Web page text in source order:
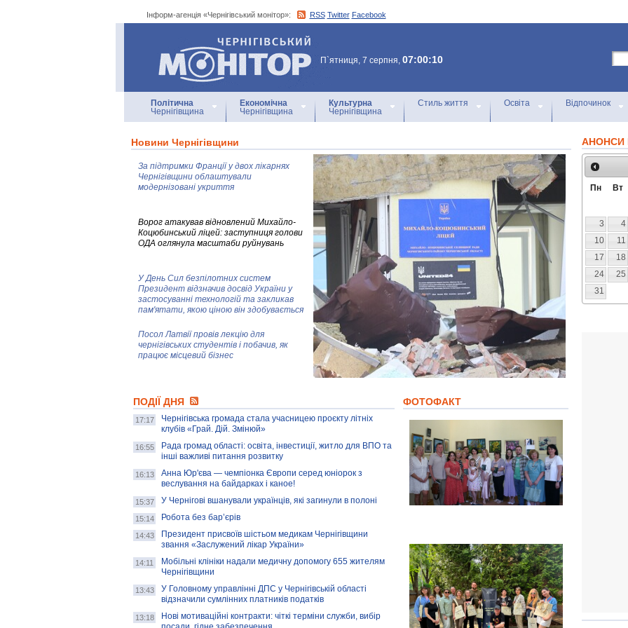
Інформ-агенція «Чернігівський монітор»: RSS Twitter Facebook
Інформ-агенція
«Чернігівський монітор»
П`ятниця, 7 серпня, 07:00:10
Політична
Чернігівщина
Економічна
Чернігівщина
Культурна
Чернігівщина
Стиль життя Освіта Відпочинок
Новини Чернігівщини
За підтримки Франції у двох лікарнях
Чернігівщини облаштували
модернізовані укриття
Ворог атакував відновлений Михайло-
Коцюбинський ліцей: заступниця голови
ОДА оглянула масштаби руйнувань
У День Сил безпілотних систем
Президент відзначив досвід України у
застосуванні технологій та закликав
пам'ятати, якою ціною він здобувається
Посол Латвії провів лекцію для
чернігівських студентів і побачив, як
працює місцевий бізнес
колекцію про війну, емоції та тварин
AB InBev Efes Україна підтримала
навчальний проєкт "Молодіжна бізнес-
школа", спрямований на розвиток
підприємництва у Чернігівській області
Золота тварина: видання Forbes
написало про чернігівця Патрона: хто і
скільки на ньому заробляє? І куди
витрачають?
ПОДІЇ ДНЯ
17:17
Чернігівська громада стала учасницею проєкту літніх
клубів «Грай. Дій. Змінюй»
16:55
Рада громад області: освіта, інвестиції, житло для ВПО та
інші важливі питання розвитку
16:13
Анна Юр'єва — чемпіонка Європи серед юніорок з
веслування на байдарках і каное!
15:37 У Чернігові вшанували українців, які загинули в полоні
15:14 Робота без бар’єрів
14:43
Президент присвоїв шістьом медикам Чернігівщини
звання «Заслужений лікар України»
14:11
Мобільні клініки надали медичну допомогу 655 жителям
Чернігівщини
13:43
У Головному управлінні ДПС у Чернігівській області
відзначили сумлінних платників податків
13:18
Нові мотиваційні контракти: чіткі терміни служби, вибір
ФОТОФАКТ
АНОНСИ
Пн Вт
3
4
10
11
17
18
24
25
31